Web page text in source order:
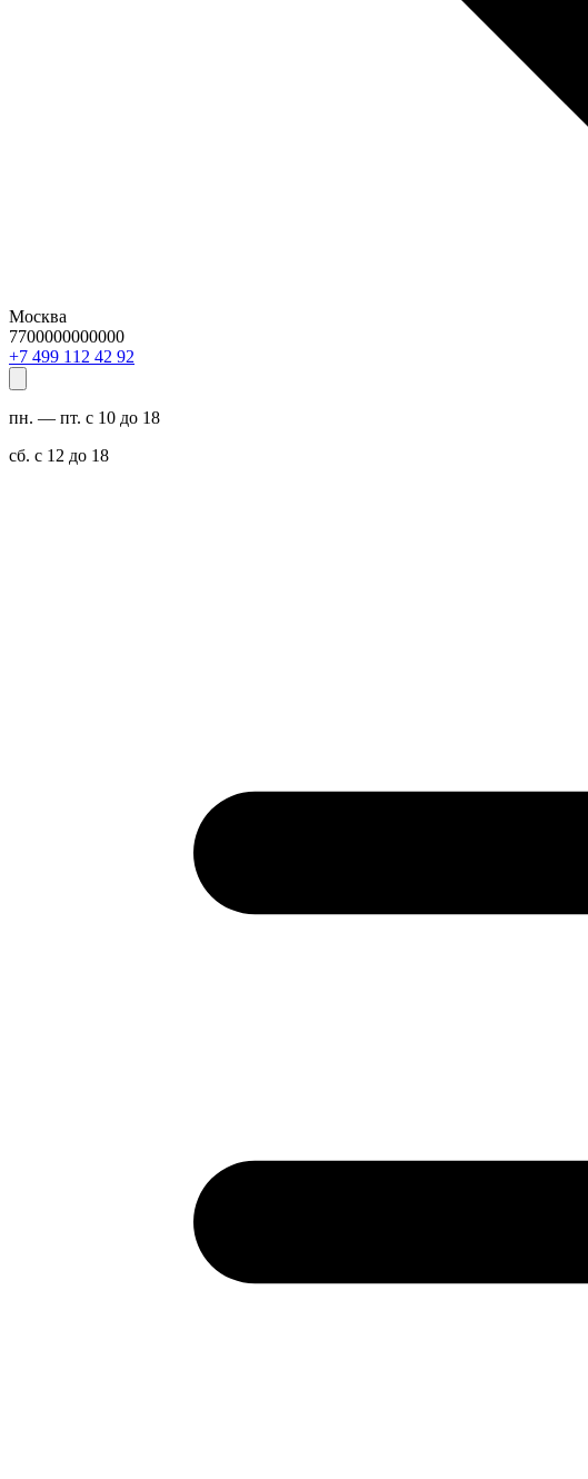
Москва
7700000000000
29 24 211 994 7+
пн. — пт. с 10 до 18
сб. с 12 до 18